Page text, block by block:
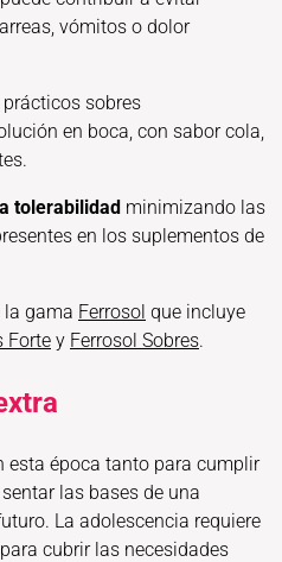
vómitos o dolor
sobres
en boca, con sabor cola,
tolerabilidad minimizando las
en los suplementos de
la gama Ferrosol que incluye
Forte y Ferrosol Sobres.
esta época tanto para cumplir
las bases de una
La adolescencia requiere
cubrir las necesidades